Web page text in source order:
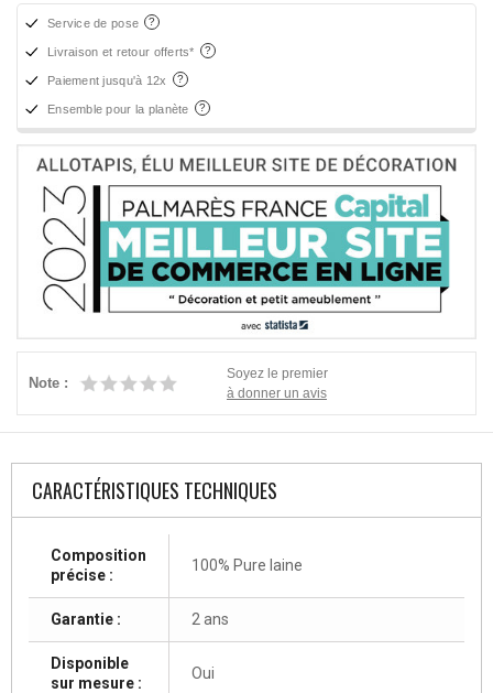
Service de pose
Livraison et retour offerts*
Paiement jusqu'à 12x
Ensemble pour la planète
Note :
Soyez le premier
à donner un avis
CARACTÉRISTIQUES TECHNIQUES
Composition
précise :
100% Pure laine
Garantie : 2 ans
Disponible
sur mesure :
Oui